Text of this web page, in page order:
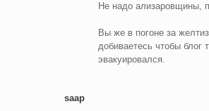
Не надо ализаровщины,
Вы же в погоне за
добиваетесь чтобы блог
эвакуировался.
saap